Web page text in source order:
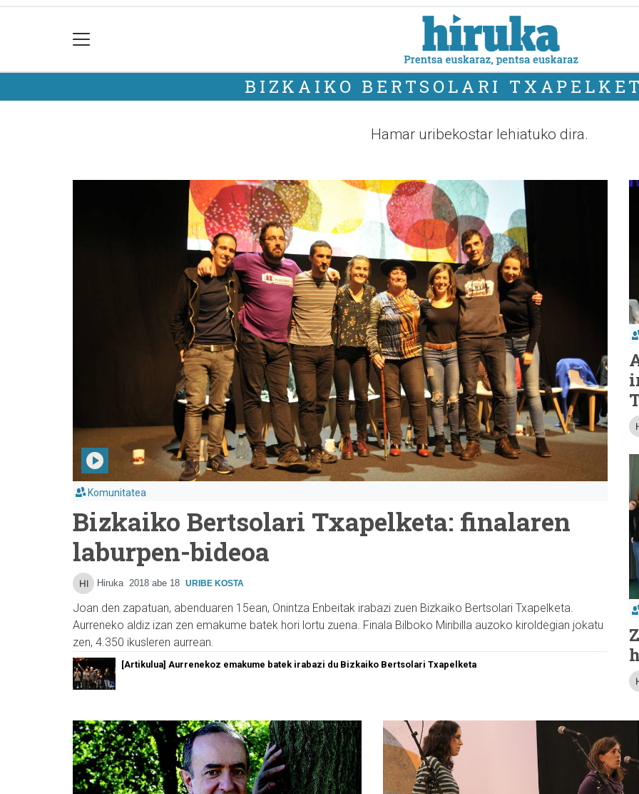
BIZKAIKO BERTSOLARI
Hamar uribekostar lehiatuko dira.
Komunitatea
Bizkaiko Bertsolari Txapelketa: finalaren
laburpen-bideoa
Hiruka 2018 abe 18 URIBE KOSTA
Joan den zapatuan, abenduaren 15ean, Onintza Enbeitak irabazi zuen Bizkaiko Bertsolari Txapelketa.
Aurreneko aldiz izan zen emakume batek hori lortu zuena. Finala Bilboko Miribilla auzoko kiroldegian jokatu
zen, 4.350 ikusleren aurrean.
[Artikulua] Aurrenekoz emakume batek irabazi du Bizkaiko Bertsolari Txapelketa